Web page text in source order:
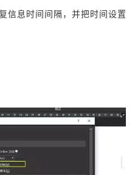
息时间间隔，并把时间设置